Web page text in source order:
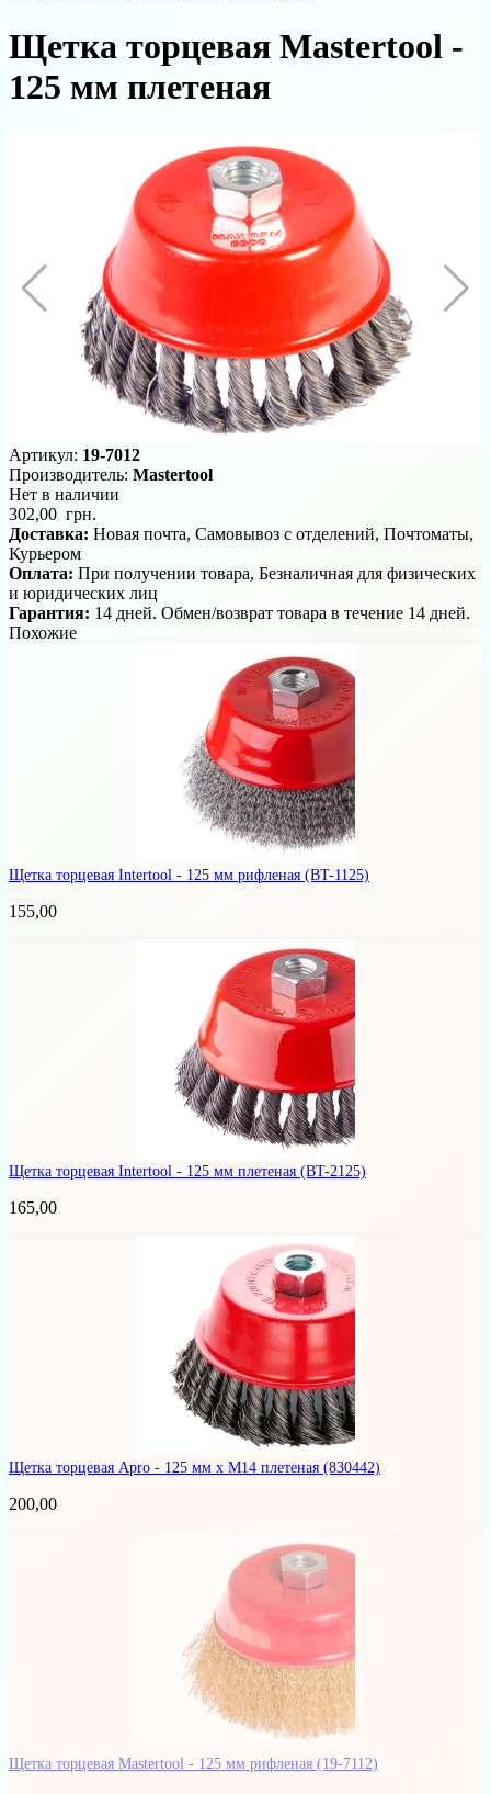
Щетка торцевая Mastertool -
125 мм плетеная
Артикул: 19-7012
Производитель: Mastertool
Нет в наличии
302,00 грн.
Доставка: Новая почта, Самовывоз с отделений, Почтоматы,
Курьером
Оплата: При получении товара, Безналичная для физических
и юридических лиц
Гарантия: 14 дней. Обмен/возврат товара в течение 14 дней.
Похожие
Щетка торцевая Intertool - 125 мм рифленая (BT-1125)
155,00
Щетка торцевая Intertool - 125 мм плетеная (BT-2125)
165,00
Щетка торцевая Apro - 125 мм x М14 плетеная (830442)
200,00
Щетка торцевая Mastertool - 125 мм рифленая (19-7112)